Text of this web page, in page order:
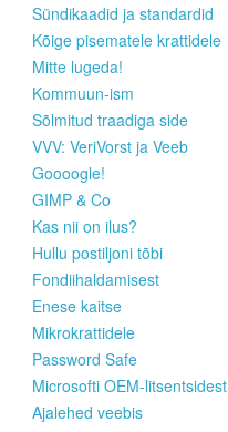
Sündikaadid ja standardid
Kõige pisematele krattidele
Mitte lugeda!
Kommuun-ism
Sõlmitud traadiga side
VVV: VeriVorst ja Veeb
Goooogle!
GIMP & Co
Kas nii on ilus?
Hullu postiljoni tõbi
Fondiihaldamisest
Enese kaitse
Mikrokrattidele
Password Safe
Microsofti OEM-litsentsidest
Ajalehed veebis